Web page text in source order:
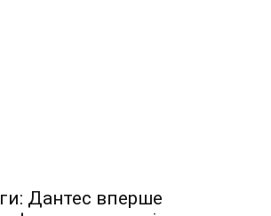
Дантес вперше